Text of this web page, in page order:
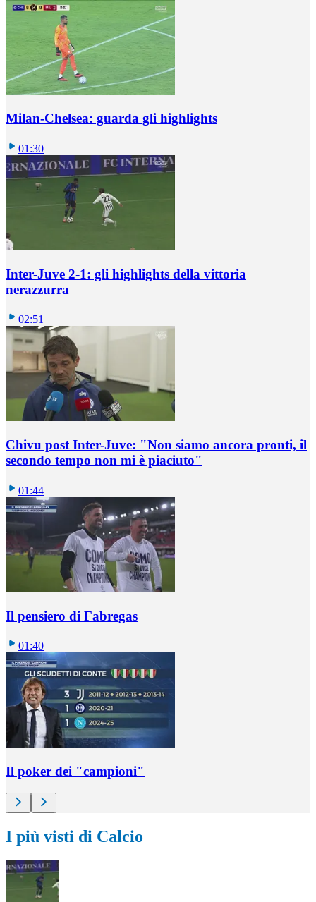
Milan-Chelsea: guarda gli highlights
01:30
Inter-Juve 2-1: gli highlights della vittoria
nerazzurra
02:51
Chivu post Inter-Juve: "Non siamo ancora pronti, il
secondo tempo non mi è piaciuto"
01:44
Il pensiero di Fabregas
01:40
Il poker dei "campioni"
I più visti di Calcio